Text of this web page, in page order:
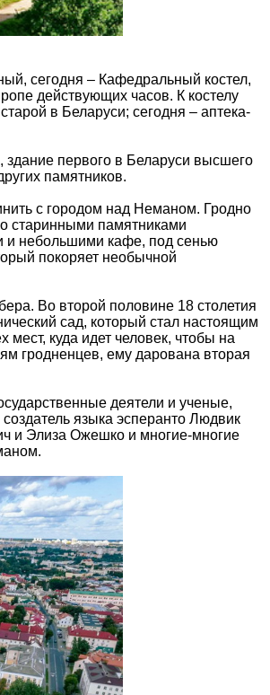
сегодня – Кафедральный костел,
действующих часов. К костелу
в Беларуси; сегодня – аптека-
здание первого в Беларуси высшего
памятников.
с городом над Неманом. Гродно
старинными памятниками
и небольшими кафе, под сенью
покоряет необычной
Во второй половине 18 столетия
сад, который стал настоящим
куда идет человек, чтобы на
гродненцев, ему дарована вторая
деятели и ученые,
языка эсперанто Людвик
и Элиза Ожешко и многие-многие